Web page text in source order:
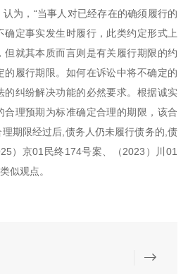
为，“当事人对已经存在的确须履行的
定事实发生时履行，此类约定形式上
但就其本质而言则是有关履行期限的约
的履行期限。如何在诉讼中将不确定的
的纠纷解决功能的必然要求。根据诚实
合理预期为标准确定合理的期限，该合
期限经过后,债务人仍未履行债务的,债
）京01民终174号案、（2023）川01
似观点。